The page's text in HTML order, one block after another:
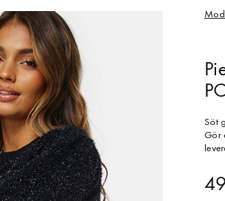
Söt
Gör